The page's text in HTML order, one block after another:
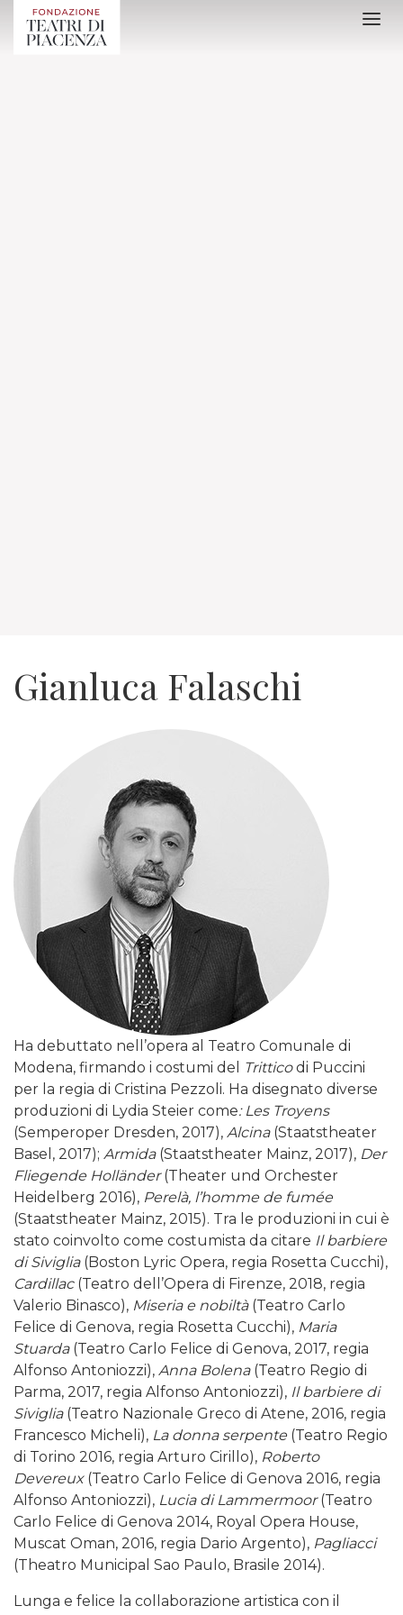
Gianluca Falaschi
Ha debuttato nell’opera al Teatro Comunale di
Modena, firmando i costumi del
Tritticodi Puccini
per la regia di Cristina Pezzoli. Ha disegnato diverse
produzioni di Lydia Steier come: Les Troyens
(Semperoper Dresden, 2017), Alcina(Staatstheater
Basel, 2017); Armida(Staatstheater Mainz, 2017), Der
Fliegende Holländer(Theater und Orchester
Heidelberg 2016), Perelà, l’homme de fumée
(Staatstheater Mainz, 2015). Tra le produzioni in cui è
stato coinvolto come costumista da citare Il barbiere
di Siviglia(Boston Lyric Opera, regia Rosetta Cucchi),
Cardillac(Teatro dell’Opera di Firenze, 2018, regia
Valerio Binasco), Miseria e nobiltà(Teatro Carlo
Felice di Genova, regia Rosetta Cucchi), Maria
Stuarda(Teatro Carlo Felice di Genova, 2017, regia
Alfonso Antoniozzi), Anna Bolena(Teatro Regio di
Parma, 2017, regia Alfonso Antoniozzi), Il barbiere di
Siviglia(Teatro Nazionale Greco di Atene, 2016, regia
Francesco Micheli), La donna serpente (Teatro Regio
di Torino 2016, regia Arturo Cirillo), Roberto
Devereux(Teatro Carlo Felice di Genova 2016, regia
Alfonso Antoniozzi), Lucia di Lammermoor(Teatro
Carlo Felice di Genova 2014, Royal Opera House,
Muscat Oman, 2016, regia Dario Argento), Pagliacci
(Theatro Municipal Sao Paulo, Brasile 2014).
Lunga e felice la collaborazione artistica con il